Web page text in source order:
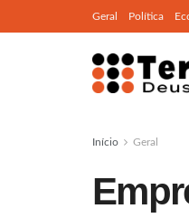
Geral Política
Início Geral